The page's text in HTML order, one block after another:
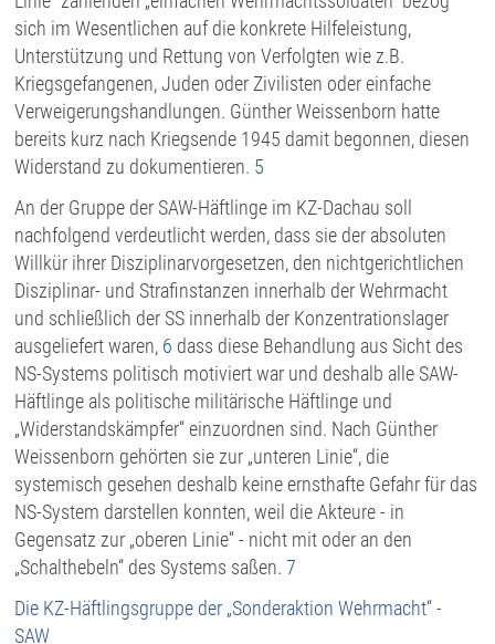
sich im Wesentlichen auf die konkrete Hilfeleistung,
Unterstützung und Rettung von Verfolgten wie z.B.
Kriegsgefangenen, Juden oder Zivilisten oder einfache
Verweigerungshandlungen. Günther Weissenborn hatte
bereits kurz nach Kriegsende 1945 damit begonnen, diesen
Widerstand zu dokumentieren. 5
An der Gruppe der SAW-Häftlinge im KZ-Dachau soll
nachfolgend verdeutlicht werden, dass sie der absoluten
Willkür ihrer Disziplinarvorgesetzen, den nichtgerichtlichen
Disziplinar- und Strafinstanzen innerhalb der Wehrmacht
und schließlich der SS innerhalb der Konzentrationslager
ausgeliefert waren, 6 dass diese Behandlung aus Sicht des
NS-Systems politisch motiviert war und deshalb alle SAW-
Häftlinge als politische militärische Häftlinge und
„Widerstandskämpfer“ einzuordnen sind. Nach Günther
Weissenborn gehörten sie zur „unteren Linie“, die
systemisch gesehen deshalb keine ernsthafte Gefahr für das
NS-System darstellen konnten, weil die Akteure - in
Gegensatz zur „oberen Linie“ - nicht mit oder an den
„Schalthebeln“ des Systems saßen.7
Die KZ-Häftlingsgruppe der „Sonderaktion Wehrmacht“ -
SAW